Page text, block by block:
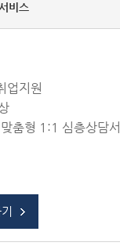
비스
업지원
춤형 1:1 심층상담